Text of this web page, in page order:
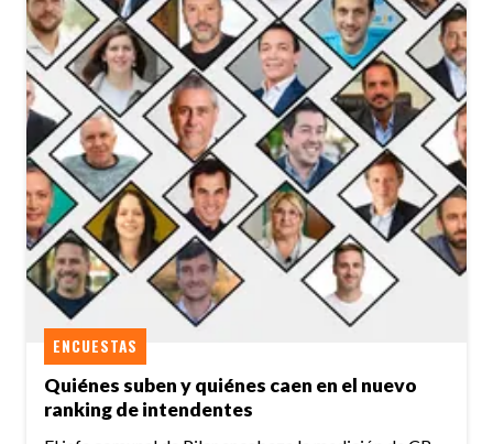
Quiénes suben y quiénes caen en el nuevo
ranking de intendentes
ENCUESTAS